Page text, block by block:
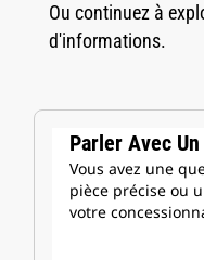
Ou continuez à
d'informations.
Parler Avec
Vous avez une
pièce précise ou
votre